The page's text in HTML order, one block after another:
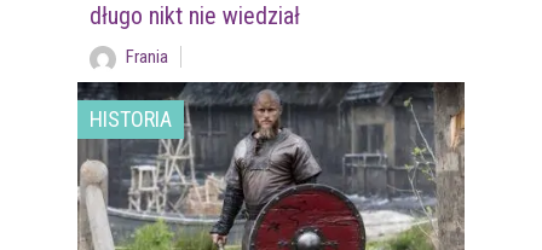
długo nikt nie wiedział
Frania
HISTORIA